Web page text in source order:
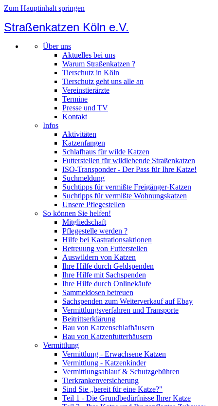
Zum Hauptinhalt springen
Straßenkatzen Köln e.V.
Über uns
Aktuelles bei uns
Warum Straßenkatzen ?
Tierschutz in Köln
Tierschutz geht uns alle an
Vereinstierärzte
Termine
Presse und TV
Kontakt
Infos
Aktivitäten
Katzenfangen
Schlafhaus für wilde Katzen
Futterstellen für wildlebende Straßenkatzen
ISO-Transponder - Der Pass für Ihre Katze!
Suchmeldung
Suchtipps für vermißte Freigänger-Katzen
Suchtipps für vermißte Wohnungskatzen
Unsere Pflegestellen
So können Sie helfen!
Mitgliedschaft
Pflegestelle werden ?
Hilfe bei Kastrationsaktionen
Betreuung von Futterstellen
Auswildern von Katzen
Ihre Hilfe durch Geldspenden
Ihre Hilfe mit Sachspenden
Ihre Hilfe durch Onlinekäufe
Sammeldosen betreuen
Sachspenden zum Weiterverkauf auf Ebay
Vermittlungsverfahren und Transporte
Beitrittserklärung
Bau von Katzenschlafhäusern
Bau von Katzenfutterhäusern
Vermittlung
Vermittlung - Erwachsene Katzen
Vermittlung - Katzenkinder
Vermittlungsablauf & Schutzgebühren
Tierkrankenversicherung
Sind Sie „bereit für eine Katze?"
Teil 1 - Die Grundbedürfnisse Ihrer Katze